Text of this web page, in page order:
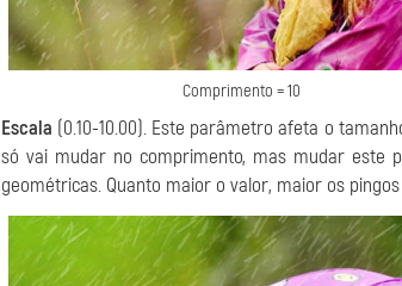
Comprimento = 10
Escala (0.10-10.00). Este parâmetro afeta o
só vai mudar no comprimento, mas mudar este
geométricas. Quanto maior o valor, maior os